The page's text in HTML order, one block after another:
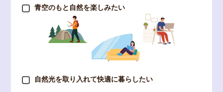
青空のもと自然を楽しみたい
自然光を取り入れて快適に暮らしたい